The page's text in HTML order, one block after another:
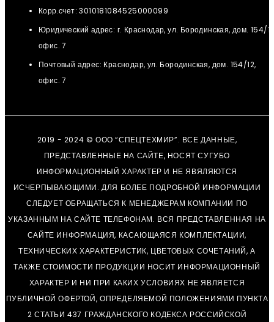
Корр.счет: 3010181084525000099
Юридический адрес: г. Краснодар, ул. Бородинская, дом. 154/
офис. 7
Почтовый адрес: Краснодар, ул. Бородинская, дом. 154/12,
офис. 7
2019 - 2024 © ООО “СПЕЦТЕХМИР”. ВСЕ ДАННЫЕ,
ПРЕДСТАВЛЕННЫЕ НА САЙТЕ, НОСЯТ СУГУБО
ИНФОРМАЦИОННЫЙ ХАРАКТЕР И НЕ ЯВЯЛЯЮТСЯ
ИСЧЕРПЫВАЮЩИМИ. ДЛЯ БОЛЕЕ ПОДРОБНОЙ ИНФОРМАЦИИ
СЛЕДУЕТ ОБРАЩАТЬСЯ К МЕНЕДЖЕРАМ КОМПАНИИ ПО
УКАЗАННЫМ НА САЙТЕ ТЕЛЕФОНАМ. ВСЯ ПРЕДСТАВЛЕННАЯ НА
САЙТЕ ИНФОРМАЦИЯ, КАСАЮЩАЯСЯ КОМПЛЕКТАЦИИ,
ТЕХНИЧЕСКИХ ХАРАКТЕРИСТИК, ЦВЕТОВЫХ СОЧЕТАНИЙ, А
ТАКЖЕ СТОИМОСТИ ПРОДУКЦИИ НОСИТ ИНФОРМАЦИОННЫЙ
ХАРАКТЕР И НИ ПРИ КАКИХ УСЛОВИЯХ НЕ ЯВЛЯЕТСЯ
ПУБЛИЧНОЙ ОФЕРТОЙ, ОПРЕДЕЛЯЕМОЙ ПОЛОЖЕНИЯМИ ПУНКТА
2 СТАТЬИ 437 ГРАЖДАНСКОГО КОДЕКСА РОССИЙСКОЙ